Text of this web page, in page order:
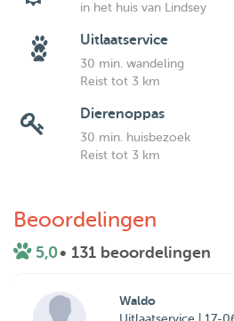
in het huis van Lindsey
Uitlaatservice
30 min. wandeling
Reist tot 3 km
Dierenoppas
30 min. huisbezoek
Reist tot 3 km
Beoordelingen
5,0• 131 beoordelingen
Waldo